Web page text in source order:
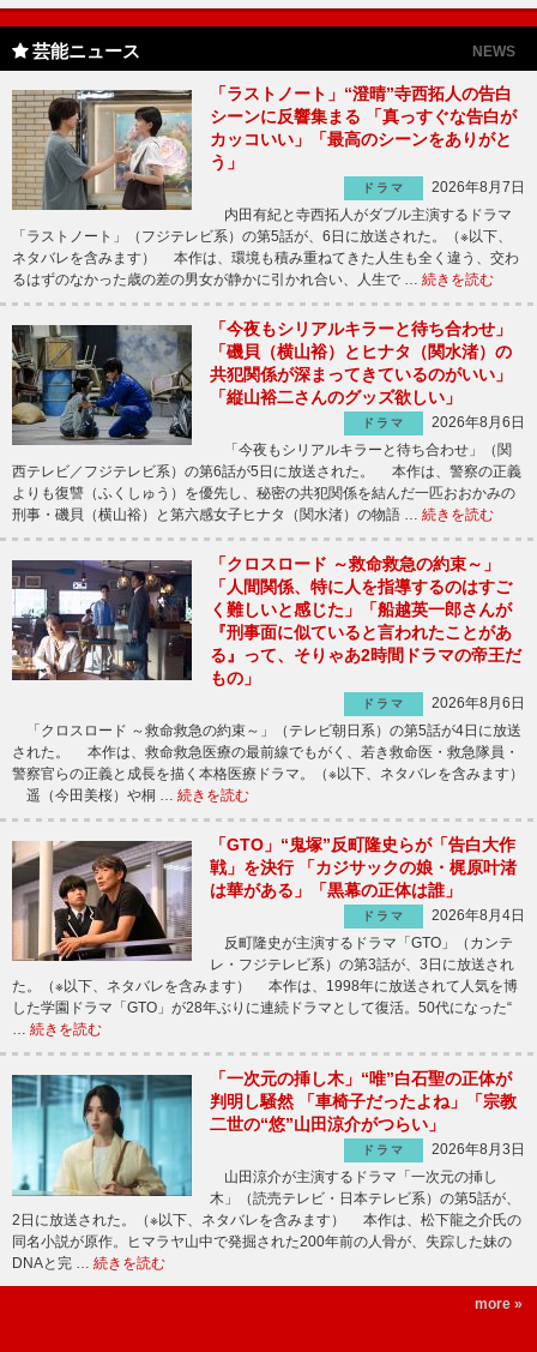
芸能ニュース NEWS
「ラストノート」“澄晴”寺西拓人の告白
シーンに反響集まる 「真っすぐな告白が
カッコいい」「最高のシーンをありがと
う」
ドラマ
2026年8月7日
内田有紀と寺西拓人がダブル主演するドラマ
「ラストノート」（フジテレビ系）の第5話が、6日に放送された。（※以下、
ネタバレを含みます） 本作は、環境も積み重ねてきた人生も全く違う、交わ
るはずのなかった歳の差の男女が静かに引かれ合い、人生で … 続きを読む
「今夜もシリアルキラーと待ち合わせ」
「磯貝（横山裕）とヒナタ（関水渚）の
共犯関係が深まってきているのがいい」
「縦山裕二さんのグッズ欲しい」
ドラマ
2026年8月6日
「今夜もシリアルキラーと待ち合わせ」（関
西テレビ／フジテレビ系）の第6話が5日に放送された。 本作は、警察の正義
よりも復讐（ふくしゅう）を優先し、秘密の共犯関係を結んだ一匹おおかみの
刑事・磯貝（横山裕）と第六感女子ヒナタ（関水渚）の物語 … 続きを読む
「クロスロード ～救命救急の約束～」
「人間関係、特に人を指導するのはすご
く難しいと感じた」「船越英一郎さんが
『刑事面に似ていると言われたことがあ
る』って、そりゃあ2時間ドラマの帝王だ
もの」
ドラマ
2026年8月6日
「クロスロード ～救命救急の約束～」（テレビ朝日系）の第5話が4日に放送
された。 本作は、救命救急医療の最前線でもがく、若き救命医・救急隊員・
警察官らの正義と成長を描く本格医療ドラマ。（※以下、ネタバレを含みます）
遥（今田美桜）や桐 … 続きを読む
「GTO」“鬼塚”反町隆史らが「告白大作
戦」を決行 「カジサックの娘・梶原叶渚
は華がある」「黒幕の正体は誰」
ドラマ
2026年8月4日
反町隆史が主演するドラマ「GTO」（カンテ
レ・フジテレビ系）の第3話が、3日に放送され
た。（※以下、ネタバレを含みます） 本作は、1998年に放送されて人気を博
した学園ドラマ「GTO」が28年ぶりに連続ドラマとして復活。50代になった“
… 続きを読む
「一次元の挿し木」“唯”白石聖の正体が
判明し騒然 「車椅子だったよね」「宗教
二世の“悠”山田涼介がつらい」
ドラマ
2026年8月3日
山田涼介が主演するドラマ「一次元の挿し
木」（読売テレビ・日本テレビ系）の第5話が、
2日に放送された。（※以下、ネタバレを含みます） 本作は、松下龍之介氏の
同名小説が原作。ヒマラヤ山中で発掘された200年前の人骨が、失踪した妹の
DNAと完 … 続きを読む
more »